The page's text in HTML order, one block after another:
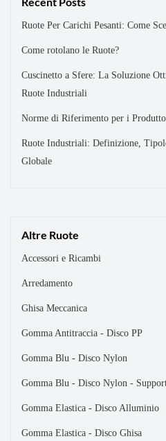
Ruote Per Carichi Pesanti: Come
Come rotolano le Ruote?
Cuscinetto a Sfere: La Soluzione
Ruote Industriali
Norme di Riferimento per i
Ruote Industriali: Definizione,
Globale
Altre Ruote
Accessori e Ricambi
Arredamento
Ghisa Meccanica
Gomma Antitraccia - Disco PP
Gomma Blu - Disco Nylon
Gomma Blu - Disco Nylon -
Gomma Elastica - Disco Alluminio
Gomma Elastica - Disco Ghisa